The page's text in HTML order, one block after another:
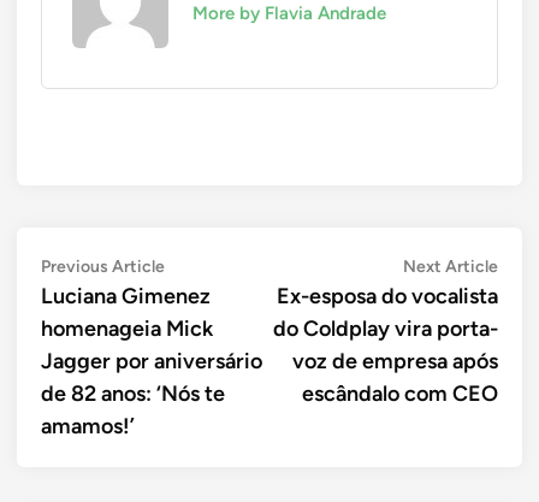
More by Flavia Andrade
Navegação
de
Post
Previous ArticlePrevious
article:
Luciana Gimenez
homenageia Mick
Jagger por aniversário
de 82 anos: ‘Nós te
amamos!’
Next ArticleNext
Ex-esposa do vocalista
do Coldplay vira porta-
voz de empresa após
escândalo com CEO